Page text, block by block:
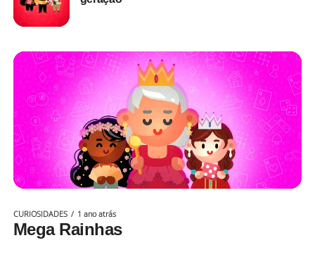
CURIOSIDADES 1 ano atrás
Mega Rainhas